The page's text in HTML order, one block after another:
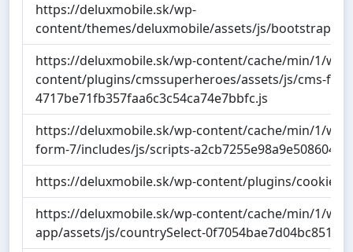
https://deluxmobile.sk/wp-
content/themes/deluxmobile/assets/js/
https://deluxmobile.sk/wp-content/cache/min/1/wp-
content/plugins/cmssuperheroes/assets/js/cms-
4717be71fb357faa6c3c54ca74e7bbfc.js
https://deluxmobile.sk/wp-content/cache/min/1/
form-7/includes/js/scripts-
https://deluxmobile.sk/wp-content/plugins/cookie-
https://deluxmobile.sk/wp-content/cache/min/1/
app/assets/js/countrySelect-